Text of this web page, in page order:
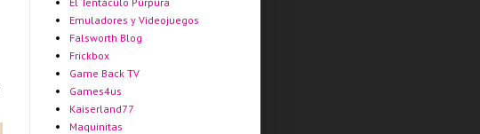
Emuladores y Videojuegos
Falsworth Blog
Frickbox
Game Back TV
Games4us
Kaiserland77
Maquinitas